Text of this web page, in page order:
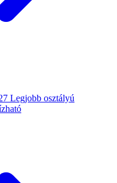
Legjobb osztályú